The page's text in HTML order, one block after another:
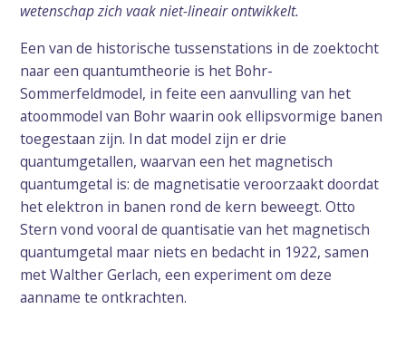
wetenschap zich vaak niet-lineair ontwikkelt.
Een van de historische tussenstations in de zoektocht
naar een quantumtheorie is het Bohr-
Sommerfeldmodel, in feite een aanvulling van het
atoommodel van Bohr waarin ook ellipsvormige banen
toegestaan zijn. In dat model zijn er drie
quantumgetallen, waarvan een het magnetisch
quantumgetal is: de magnetisatie veroorzaakt doordat
het elektron in banen rond de kern beweegt. Otto
Stern vond vooral de quantisatie van het magnetisch
quantumgetal maar niets en bedacht in 1922, samen
met Walther Gerlach, een experiment om deze
aanname te ontkrachten.